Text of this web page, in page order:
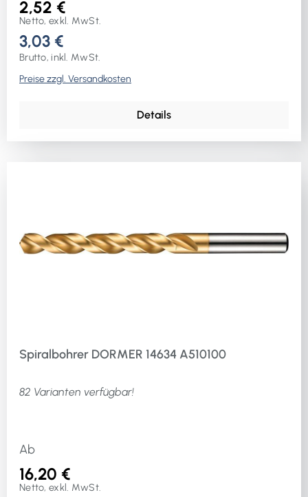
2,52 €
Netto, exkl. MwSt.
3,03 €
Brutto, inkl. MwSt.
Preise zzgl. Versandkosten
Details
Spiralbohrer DORMER 14634 A510100
82 Varianten verfügbar!
Ab
16,20 €
Netto, exkl. MwSt.